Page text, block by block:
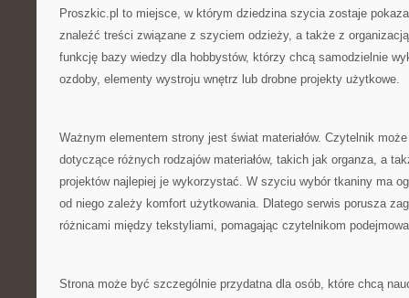
Proszkic.pl to miejsce, w którym dziedzina szycia zostaje
znaleźć treści związane z szyciem odzieży, a także z
funkcję bazy wiedzy dla hobbystów, którzy chcą samodzielnie
ozdoby, elementy wystroju wnętrz lub drobne projekty użytkowe.
Ważnym elementem strony jest świat materiałów. Czytelnik
dotyczące różnych rodzajów materiałów, takich jak organza, a
projektów najlepiej je wykorzystać. W szyciu wybór tkaniny ma
od niego zależy komfort użytkowania. Dlatego serwis porusza
różnicami między tekstyliami, pomagając czytelnikom
Strona może być szczególnie przydatna dla osób, które chcą